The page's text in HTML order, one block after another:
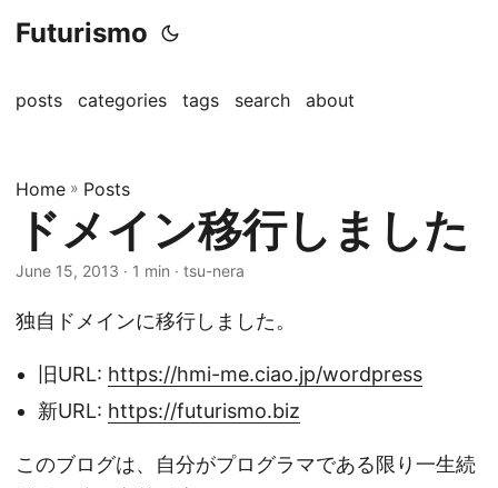
Futurismo
posts categories tags search about
Home » Posts
ドメイン移行しました
June 15, 2013 · 1 min · tsu-nera
独自ドメインに移行しました。
旧URL: https://hmi-me.ciao.jp/wordpress
新URL: https://futurismo.biz
このブログは、自分がプログラマである限り一生続